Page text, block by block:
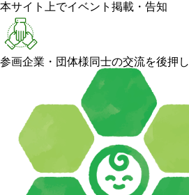
本サイト上でイベント掲載・告知
参画企業・団体様同士の交流を後押し